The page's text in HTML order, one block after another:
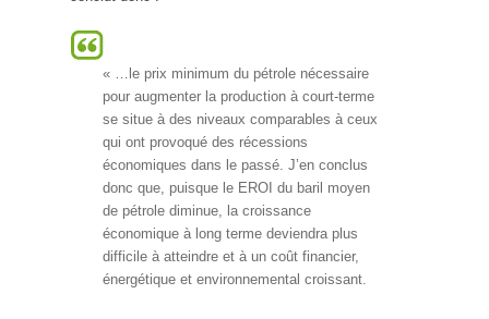
« …le prix minimum du pétrole nécessaire
pour augmenter la production à court-terme
se situe à des niveaux comparables à ceux
qui ont provoqué des récessions
économiques dans le passé. J’en conclus
donc que, puisque le EROI du baril moyen
de pétrole diminue, la croissance
économique à long terme deviendra plus
difficile à atteindre et à un coût financier,
énergétique et environnemental croissant.